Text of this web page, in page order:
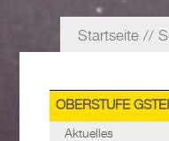
Startseite
OBERSTUFE
Aktuelles